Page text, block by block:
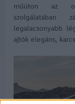
műúton az
szolgálatában
legalacsonyabb
ajtók elegáns,